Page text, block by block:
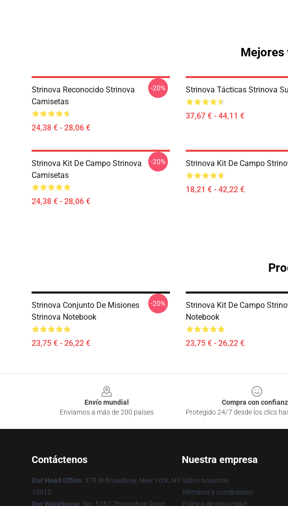
Mejores
Strinova Reconocido Strinova
Camisetas
24,38 € - 28,06 €
-20% Strinova Tácticas Strinova
37,67 € - 44,11 €
Strinova Kit De Campo Strinova
Camisetas
24,38 € - 28,06 €
-20% Strinova Kit De Campo
18,21 € - 42,22 €
Strinova Conjunto De Misiones
Strinova Notebook
23,75 € - 26,22 €
-20%
Strinova Kit De Campo
Notebook
23,75 € - 26,22 €
Envío mundial
Enviamos a más de 200 países
Compra con
Protegido 24/7 desde los clics
Contáctenos
Our Head Office: 379 W Broadway, New York, NY
10012
Our Warehouse: No. 5757 Zhongshan Road
Nuestra empresa
Sobre nosotros
Términos y condiciones
Política de privacidad